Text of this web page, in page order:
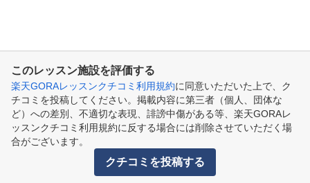
このレッスン施設を評価する
楽天GORAレッスンクチコミ利用規約に同意いただいた上で、ク
チコミを投稿してください。掲載内容に第三者（個人、団体な
ど）への差別、不適切な表現、誹謗中傷がある等、楽天GORAレ
ッスンクチコミ利用規約に反する場合には削除させていただく場
合がございます。
クチコミを投稿する